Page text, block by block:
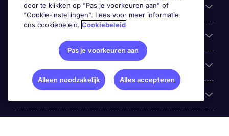
Prix
door te klikken op "Pas je voorkeuren aan" of
"Cookie-instellingen". Lees voor meer informatie
ons cookiebeleid. Cookiebeleid
Pas je voorkeuren aan
Alleen noodzakelijk Alles accepteren